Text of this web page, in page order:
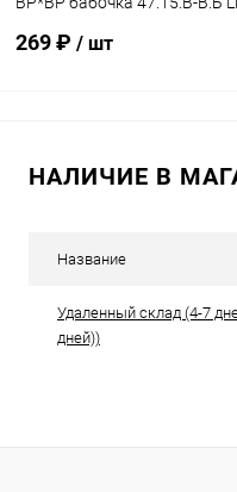
269 ₽ / шт
НАЛИЧИЕ В
Название
Удаленный склад (4-7
дней))